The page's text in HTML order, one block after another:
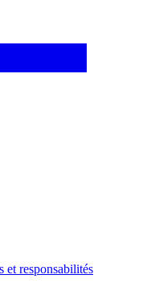
et responsabilités